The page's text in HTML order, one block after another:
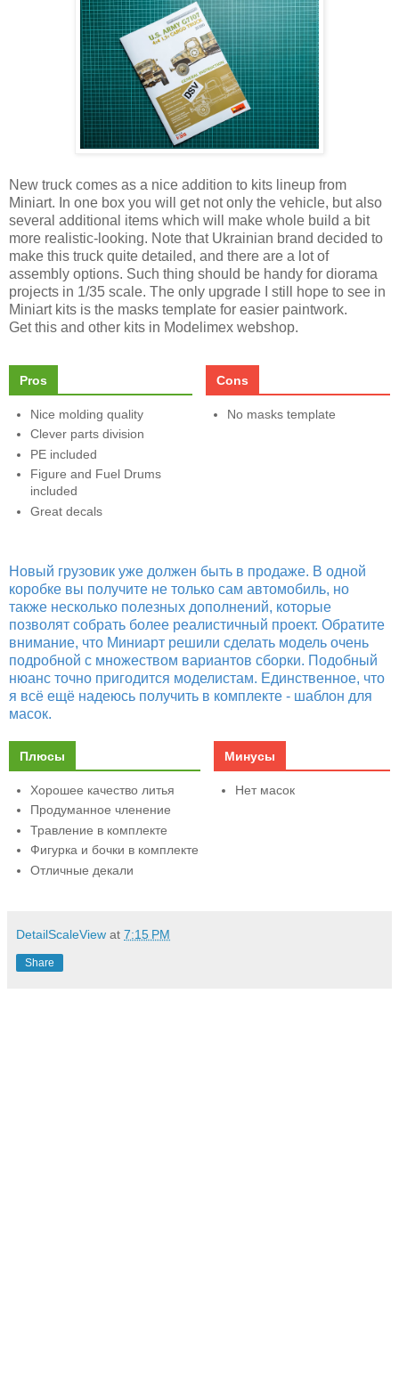
New truck comes as a nice addition to kits lineup from
Miniart. In one box you will get not only the vehicle, but also
several additional items which will make whole build a bit
more realistic-looking. Note that Ukrainian brand decided to
make this truck quite detailed, and there are a lot of
assembly options. Such thing should be handy for diorama
projects in 1/35 scale. The only upgrade I still hope to see in
Miniart kits is the masks template for easier paintwork.
Get this and other kits in Modelimex webshop.
Pros
Nice molding quality
Clever parts division
PE included
Figure and Fuel Drums
included
Great decals
Cons
No masks template
Новый грузовик уже должен быть в продаже. В одной
коробке вы получите не только сам автомобиль, но
также несколько полезных дополнений, которые
позволят собрать более реалистичный проект. Обратите
внимание, что Миниарт решили сделать модель очень
подробной с множеством вариантов сборки. Подобный
нюанс точно пригодится моделистам. Единственное, что
я всё ещё надеюсь получить в комплекте - шаблон для
масок.
Плюсы
Хорошее качество литья
Продуманное членение
Травление в комплекте
Фигурка и бочки в комплекте
Отличные декали
Минусы
Нет масок
DetailScaleView at 7:15 PM
Share